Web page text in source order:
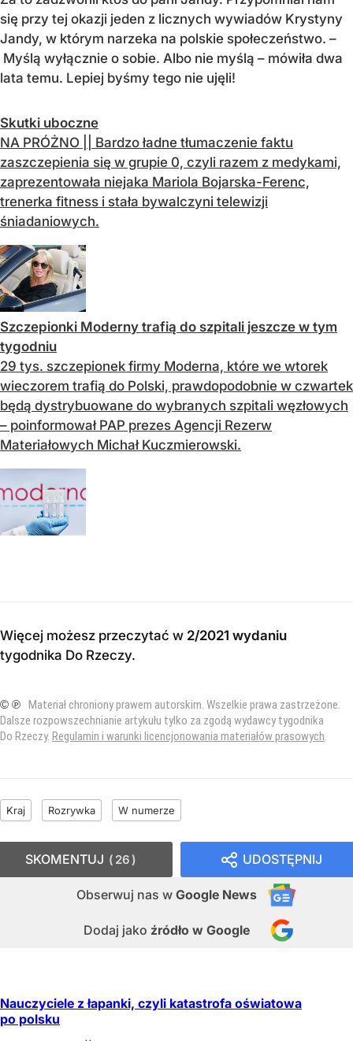
się przy tej okazji jeden z licznych wywiadów Krystyny
Jandy, w którym narzeka na polskie społeczeństwo. –
Myślą wyłącznie o sobie. Albo nie myślą – mówiła dwa
lata temu. Lepiej byśmy tego nie ujęli!
Skutki uboczne
NA PRÓŻNO || Bardzo ładne tłumaczenie faktu
zaszczepienia się w grupie 0, czyli razem z medykami,
zaprezentowała niejaka Mariola Bojarska-Ferenc,
trenerka fitness i stała bywalczyni telewizji
śniadaniowych.
Szczepionki Moderny trafią do szpitali jeszcze w tym
tygodniu
29 tys. szczepionek firmy Moderna, które we wtorek
wieczorem trafią do Polski, prawdopodobnie w czwartek
będą dystrybuowane do wybranych szpitali węzłowych
– poinformował PAP prezes Agencji Rezerw
Materiałowych Michał Kuczmierowski.
Więcej możesz przeczytać w 2/2021 wydaniu
tygodnika Do Rzeczy.
© ℗ Materiał chroniony prawem autorskim. Wszelkie prawa zastrzeżone.
Dalsze rozpowszechnianie artykułu tylko za zgodą wydawcy tygodnika
Do Rzeczy. Regulamin i warunki licencjonowania materiałów prasowych
Kraj Rozrywka W numerze
UDOSTĘPNIJ
Obserwuj nas w Google News
Dodaj jako źródło w Google
SKOMENTUJ 26
Nauczyciele z łapanki, czyli katastrofa oświatowa
po polsku